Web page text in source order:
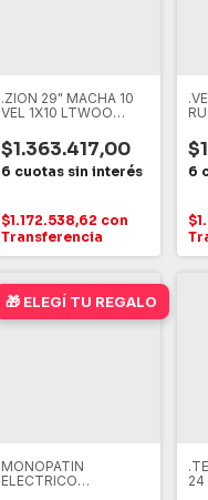
.ZION 29" MACHA 10
VEL 1X10 LTWOO
$1.363.417,00
$1.172.538,62 con
Transferencia
MONOPATIN
ELECTRICO
🎁 ELEGÍ TU REGALO
24